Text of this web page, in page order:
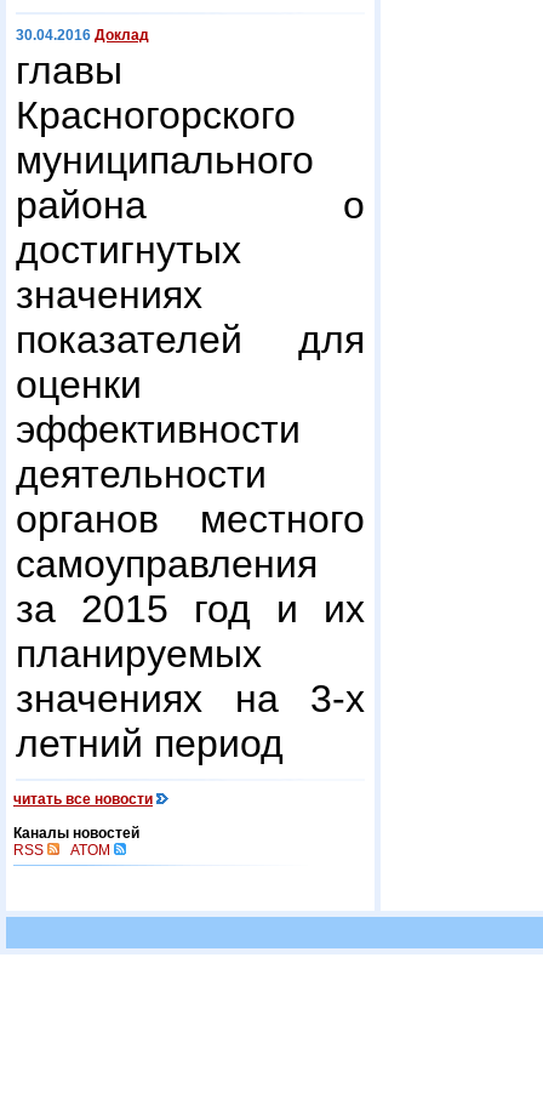
30.04.2016 Доклад
главы
Красногорского
муниципального
района о
достигнутых
значениях
показателей для
оценки
эффективности
деятельности
органов местного
самоуправления
за 2015 год и их
планируемых
значениях на 3-х
летний период
читать все новости
Каналы новостей
RSS
ATOM